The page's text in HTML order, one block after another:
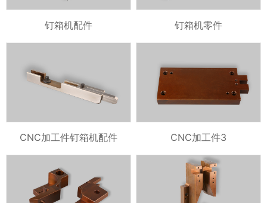
钉箱机配件 钉箱机零件
CNC加工件钉箱机配件 CNC加工件3